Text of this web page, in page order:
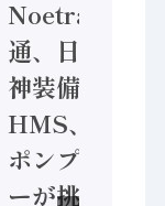
Noetra、富士
通、日立 / 兵
神装備 ×
HMS、老舗
ポンプメーカ
ーが挑むデー